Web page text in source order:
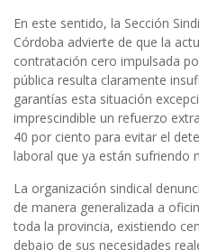
En este sentido, la Sección
Córdoba advierte de que la
contratación cero impulsada
pública resulta claramente
garantías esta situación
imprescindible un refuerzo
40 por ciento para evitar el
laboral que ya están sufriendo
La organización sindical
de manera generalizada a
toda la provincia, existiendo
debajo de sus necesidades